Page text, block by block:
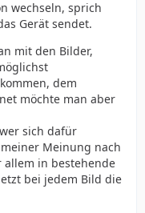
wechseln, sprich
Gerät sendet.
mit den Bilder,
dem
möchte man aber
sich dafür
Meinung nach
allem in bestehende
bei jedem Bild die